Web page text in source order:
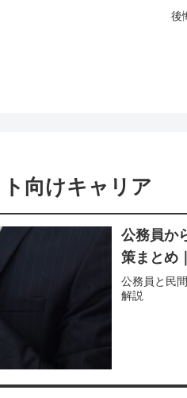
後
向けキャリア
公務員か
策まとめ
公務員と民
解説